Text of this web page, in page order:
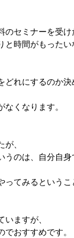
セミナーを受け
時間がもったい
どれにするのか
なくなります。
、
うのは、自分自
てみるというこ
ますが、
おすすめです。